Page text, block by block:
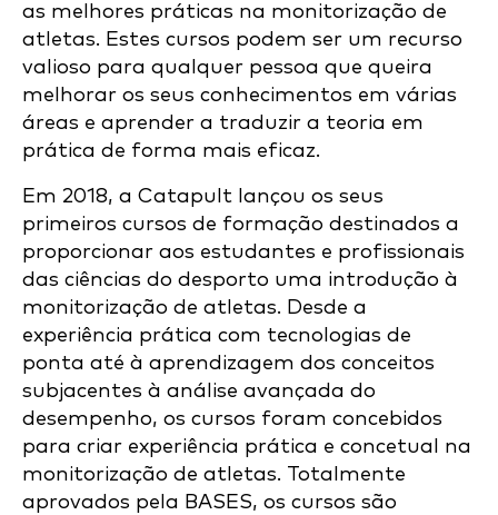
as melhores práticas na monitorização de
atletas. Estes cursos podem ser um recurso
valioso para qualquer pessoa que queira
melhorar os seus conhecimentos em várias
áreas e aprender a traduzir a teoria em
prática de forma mais eficaz.
Em 2018, a Catapult lançou os seus
primeiros cursos de formação destinados a
proporcionar aos estudantes e profissionais
das ciências do desporto uma introdução à
monitorização de atletas. Desde a
experiência prática com tecnologias de
ponta até à aprendizagem dos conceitos
subjacentes à análise avançada do
desempenho, os cursos foram concebidos
para criar experiência prática e concetual na
monitorização de atletas. Totalmente
aprovados pela BASES, os cursos são